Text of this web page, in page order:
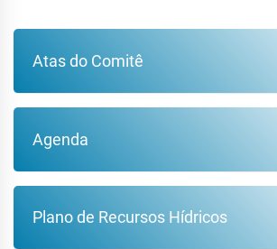
Atas do Comitê
Agenda
Plano de Recursos Hídricos